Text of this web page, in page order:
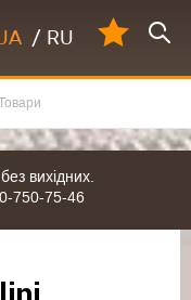
/ RU
вихідних.
750-75-46